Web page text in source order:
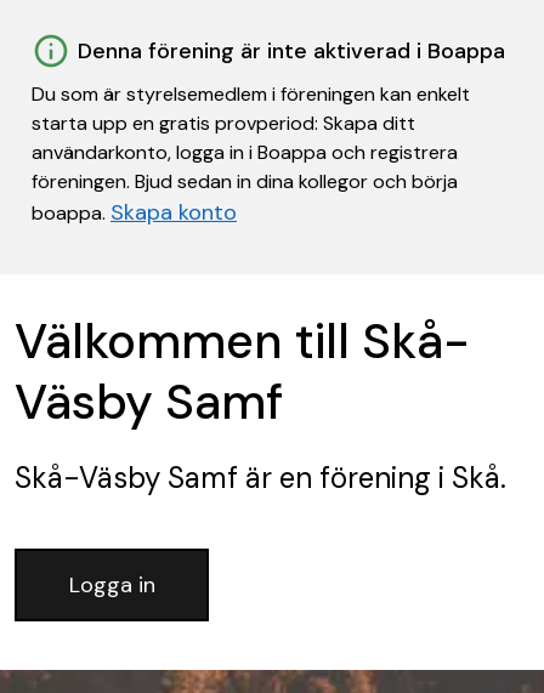
Denna förening är inte aktiverad i Boappa
Du som är styrelsemedlem i föreningen kan enkelt
starta upp en gratis provperiod: Skapa ditt
användarkonto, logga in i Boappa och registrera
föreningen. Bjud sedan in dina kollegor och börja
boappa. Skapa konto
Välkommen till Skå-
Väsby Samf
Skå-Väsby Samf är en förening i Skå.
Logga in